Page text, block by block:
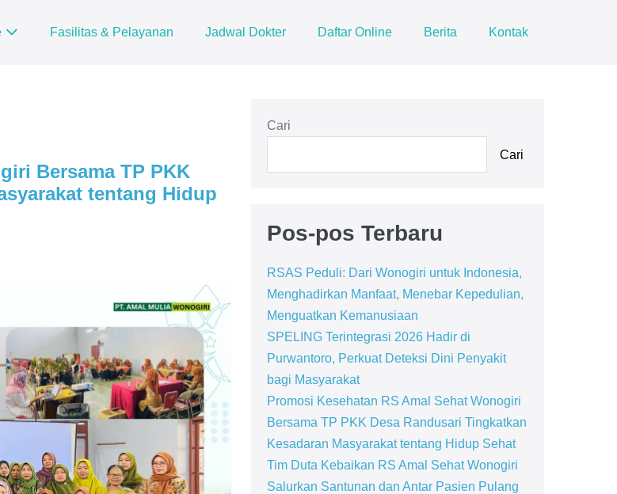
Fasilitas & Pelayanan Jadwal Dokter Daftar Online Berita Kontak
Bersama TP PKK
tentang Hidup
Cari
Cari
Pos-pos Terbaru
RSAS Peduli: Dari Wonogiri untuk Indonesia,
Menghadirkan Manfaat, Menebar Kepedulian,
Menguatkan Kemanusiaan
SPELING Terintegrasi 2026 Hadir di
Purwantoro, Perkuat Deteksi Dini Penyakit
bagi Masyarakat
Promosi Kesehatan RS Amal Sehat Wonogiri
Bersama TP PKK Desa Randusari Tingkatkan
Kesadaran Masyarakat tentang Hidup Sehat
Tim Duta Kebaikan RS Amal Sehat Wonogiri
Salurkan Santunan dan Antar Pasien Pulang